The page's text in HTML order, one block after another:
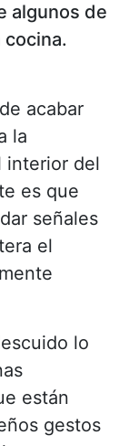
algunos de
cocina.
acabar
la
interior del
es que
señales
el
lo
están
gestos